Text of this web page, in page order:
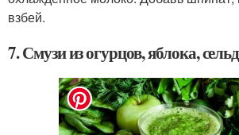
взбей.
7. Смузи из огурцов, яблока,